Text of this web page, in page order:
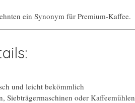
ein Synonym für Premium-Kaffee.
und leicht bekömmlich
Siebträgermaschinen oder Kaffeemühlen